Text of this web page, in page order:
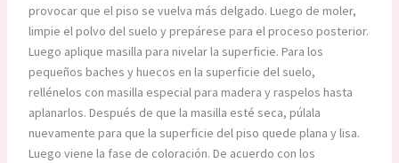
provocar que el piso se vuelva más delgado. Luego de moler,
limpie el polvo del suelo y prepárese para el proceso posterior.
Luego aplique masilla para nivelar la superficie. Para los
pequeños baches y huecos en la superficie del suelo,
rellénelos con masilla especial para madera y raspelos hasta
aplanarlos. Después de que la masilla esté seca, púlala
nuevamente para que la superficie del piso quede plana y lisa.
Luego viene la fase de coloración. De acuerdo con los